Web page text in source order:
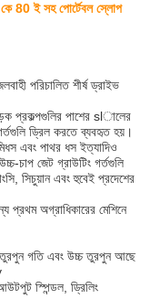
কে 80 ই সহ পোর্টেবল স্লোপ
পরিচালিত শীর্ষ ড্রাইভ
প্রকল্পগুলির পাশের slালের
ড্রিল করতে ব্যবহৃত হয়।
এবং পাথর ধস ইত্যাদিও
চাপ জেট গ্রাউটিং গর্তগুলি
সিচুয়ান এবং হুবেই প্রদেশের
প্রথম অগ্রাধিকারের মেশিনে
গতি এবং উচ্চ তুরপুন আছে
স্পিন্ডল, ড্রিলিং